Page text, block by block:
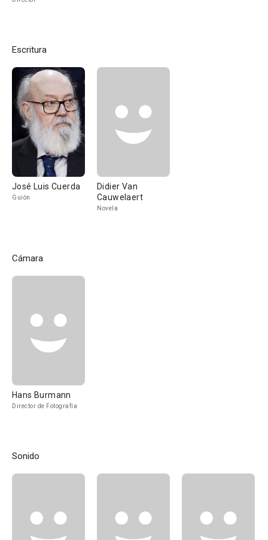
Escritura
José Luis Cuerda
Guión
Didier Van
Cauwelaert
Novela
Cámara
Hans Burmann
Director de Fotografía
Sonido